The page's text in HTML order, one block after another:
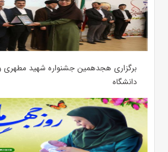
برگزاری هجدهمین جشنواره شهید مطهری و
دانشگاه